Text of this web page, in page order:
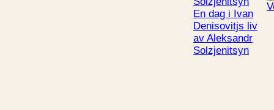
En dag i Ivan
Denisovitjs liv
av Aleksandr
Solzjenitsyn